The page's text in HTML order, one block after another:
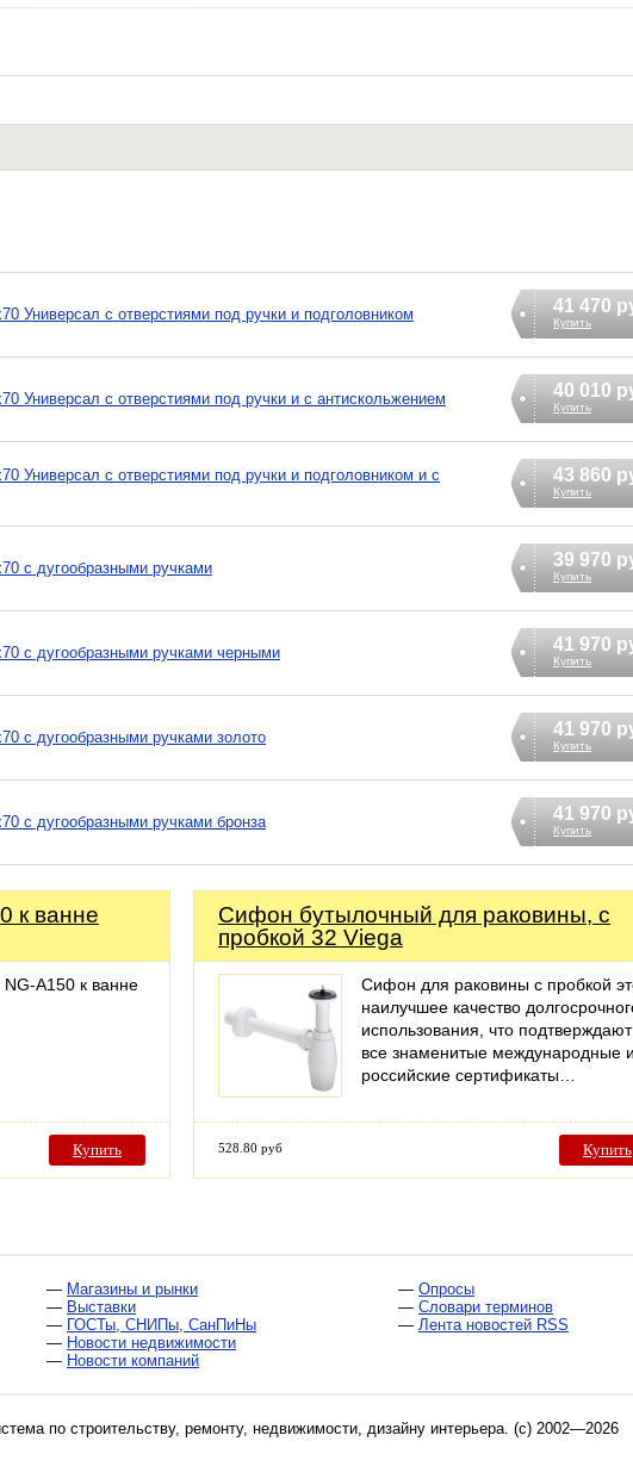
Универсал с отверстиями под ручки и подголовником 41 470
Купить
Универсал с отверстиями под ручки и с антискольжением 40 010
Купить
Универсал с отверстиями под ручки и подголовником и с
43 860
Купить
с дугообразными ручками 39 970
Купить
с дугообразными ручками черными 41 970
Купить
с дугообразными ручками золото 41 970
Купить
с дугообразными ручками бронза 41 970
Купить
к ванне
A150 к ванне
Купить
Сифoн бyтылoчный для раковины, с
пробкой 32 Viega
Cифон для раковины с пробкой
наилучшее качество
использования, что подтверждают
все знаменитые международные и
российские сертификаты…
528.80 руб Купить
— Магазины и рынки
— Выставки
— ГОСТы, СНИПы, СанПиНы
— Новости недвижимости
— Новости компаний
— Опросы
— Словари терминов
— Лента новостей RSS
по строительству, ремонту, недвижимости, дизайну интерьера . (c) 2002—2026